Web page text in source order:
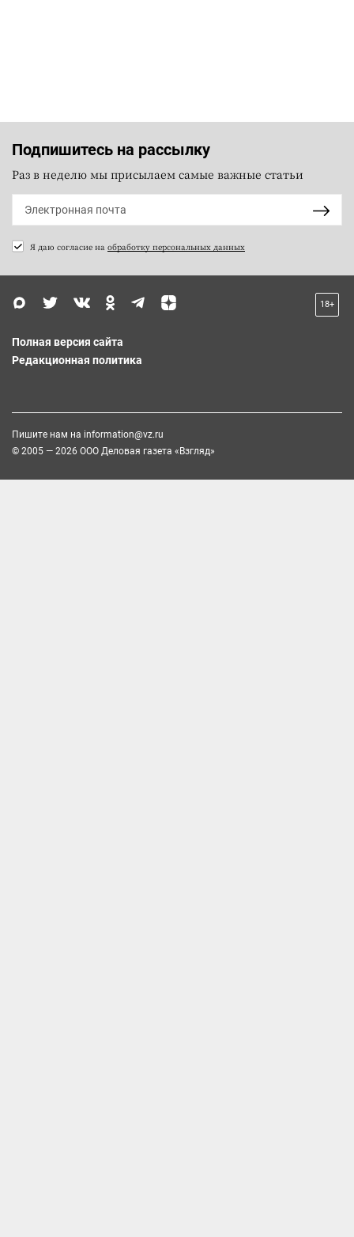
Подпишитесь на рассылку
Раз в неделю мы присылаем самые важные статьи
Я даю согласие на обработку персональных данных
18+
Полная версия сайта
Редакционная политика
Пишите нам на information@vz.ru
© 2005 — 2026 ООО Деловая газета «Взгляд»